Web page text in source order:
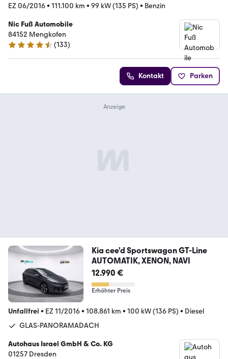
EZ 06/2016• 111.100 km • 99 kW (135 PS) • Benzin
Nic Fuß Automobile
84152 Mengkofen
4.6 Sterne
(133)
Kontakt Parken
Kia cee'd Sportswagon GT-Line
AUTOMATIK, XENON, NAVI
12.990 €
Erhöhter Preis
Unfallfrei • EZ 11/2016• 108.861 km • 100 kW (136 PS) • Diesel
GLAS-PANORAMADACH
Autohaus Israel GmbH & Co. KG
01257 Dresden